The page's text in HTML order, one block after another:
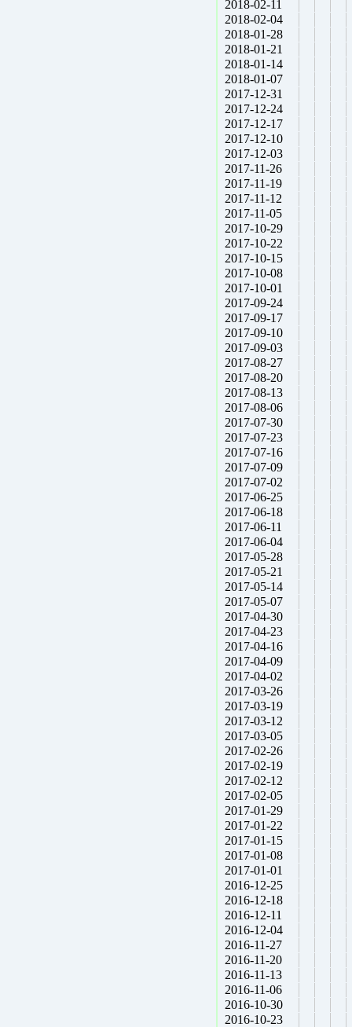
2018-02-11
2018-02-04
2018-01-28
2018-01-21
2018-01-14
2018-01-07
2017-12-31
2017-12-24
2017-12-17
2017-12-10
2017-12-03
2017-11-26
2017-11-19
2017-11-12
2017-11-05
2017-10-29
2017-10-22
2017-10-15
2017-10-08
2017-10-01
2017-09-24
2017-09-17
2017-09-10
2017-09-03
2017-08-27
2017-08-20
2017-08-13
2017-08-06
2017-07-30
2017-07-23
2017-07-16
2017-07-09
2017-07-02
2017-06-25
2017-06-18
2017-06-11
2017-06-04
2017-05-28
2017-05-21
2017-05-14
2017-05-07
2017-04-30
2017-04-23
2017-04-16
2017-04-09
2017-04-02
2017-03-26
2017-03-19
2017-03-12
2017-03-05
2017-02-26
2017-02-19
2017-02-12
2017-02-05
2017-01-29
2017-01-22
2017-01-15
2017-01-08
2017-01-01
2016-12-25
2016-12-18
2016-12-11
2016-12-04
2016-11-27
2016-11-20
2016-11-13
2016-11-06
2016-10-30
2016-10-23